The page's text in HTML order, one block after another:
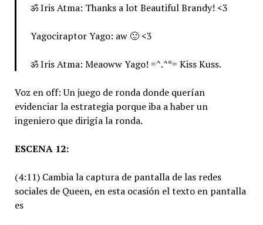
ॐ Iris Atma: Thanks a lot Beautiful Brandy! <3
Yagociraptor Yago: aw 🙂 <3
ॐ Iris Atma: Meaoww Yago! =^.^*= Kiss Kuss.
Voz en off: Un juego de ronda donde querían
evidenciar la estrategia porque iba a haber un
ingeniero que dirigía la ronda.
ESCENA 12:
(4:11) Cambia la captura de pantalla de las redes
sociales de Queen, en esta ocasión el texto en pantalla
es